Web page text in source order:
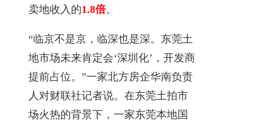
卖地收入的1.8倍。
“临京不是京，临深也是深。东莞土
地市场未来肯定会‘深圳化’，开发商
提前占位。”一家北方房企华南负责
人对财联社记者说。在东莞土拍市
场火热的背景下，一家东莞本地国